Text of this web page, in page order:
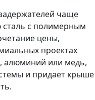
чаще
сталь с полимерным
цены,
проектах
алюминий или медь,
и придает крыше